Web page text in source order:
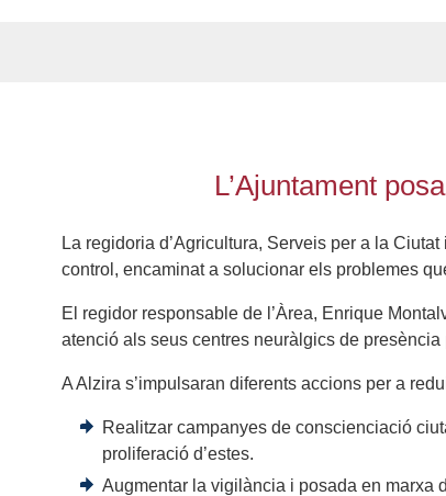
L’Ajuntament
La regidoria d’Agricultura, Serveis per a la
control, encaminat a solucionar els problemes
El regidor responsable de l’Àrea, Enrique
atenció als seus centres neuràlgics de
A Alzira s’impulsaran diferents accions per a
Realitzar campanyes de conscienciació
proliferació d’estes.
Augmentar la vigilància i posada en marxa